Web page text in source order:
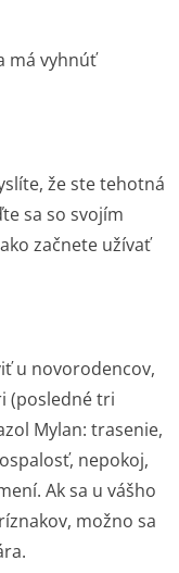
má vyhnúť
že ste tehotná
sa so svojím
začnete užívať
u novorodencov,
(posledné tri
Mylan: trasenie,
nepokoj,
Ak sa u vášho
možno sa